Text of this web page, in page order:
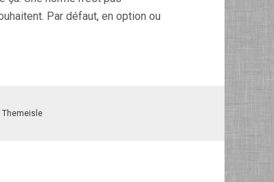
Par défaut, en option ou
Themeisle